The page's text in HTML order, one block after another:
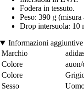
Fodera in tessuto.
Peso: 390 g (misura
Drop intersuola: 10
Informazioni aggiuntive
Marchio
Colore
Colore
Sesso